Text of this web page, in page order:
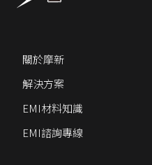
關於摩新
解決方案
EMI材料知識
EMI諮詢專線